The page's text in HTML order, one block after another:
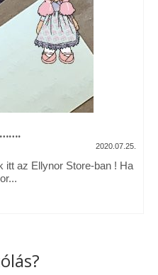
találkozhattál…
Feltételek
2020.07.25.
itt az Ellynor Store-ban ! Ha